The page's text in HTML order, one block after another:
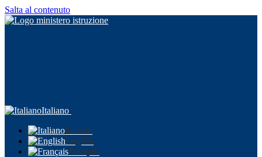
Salta al contenuto
Italiano
Italiano
English
Français